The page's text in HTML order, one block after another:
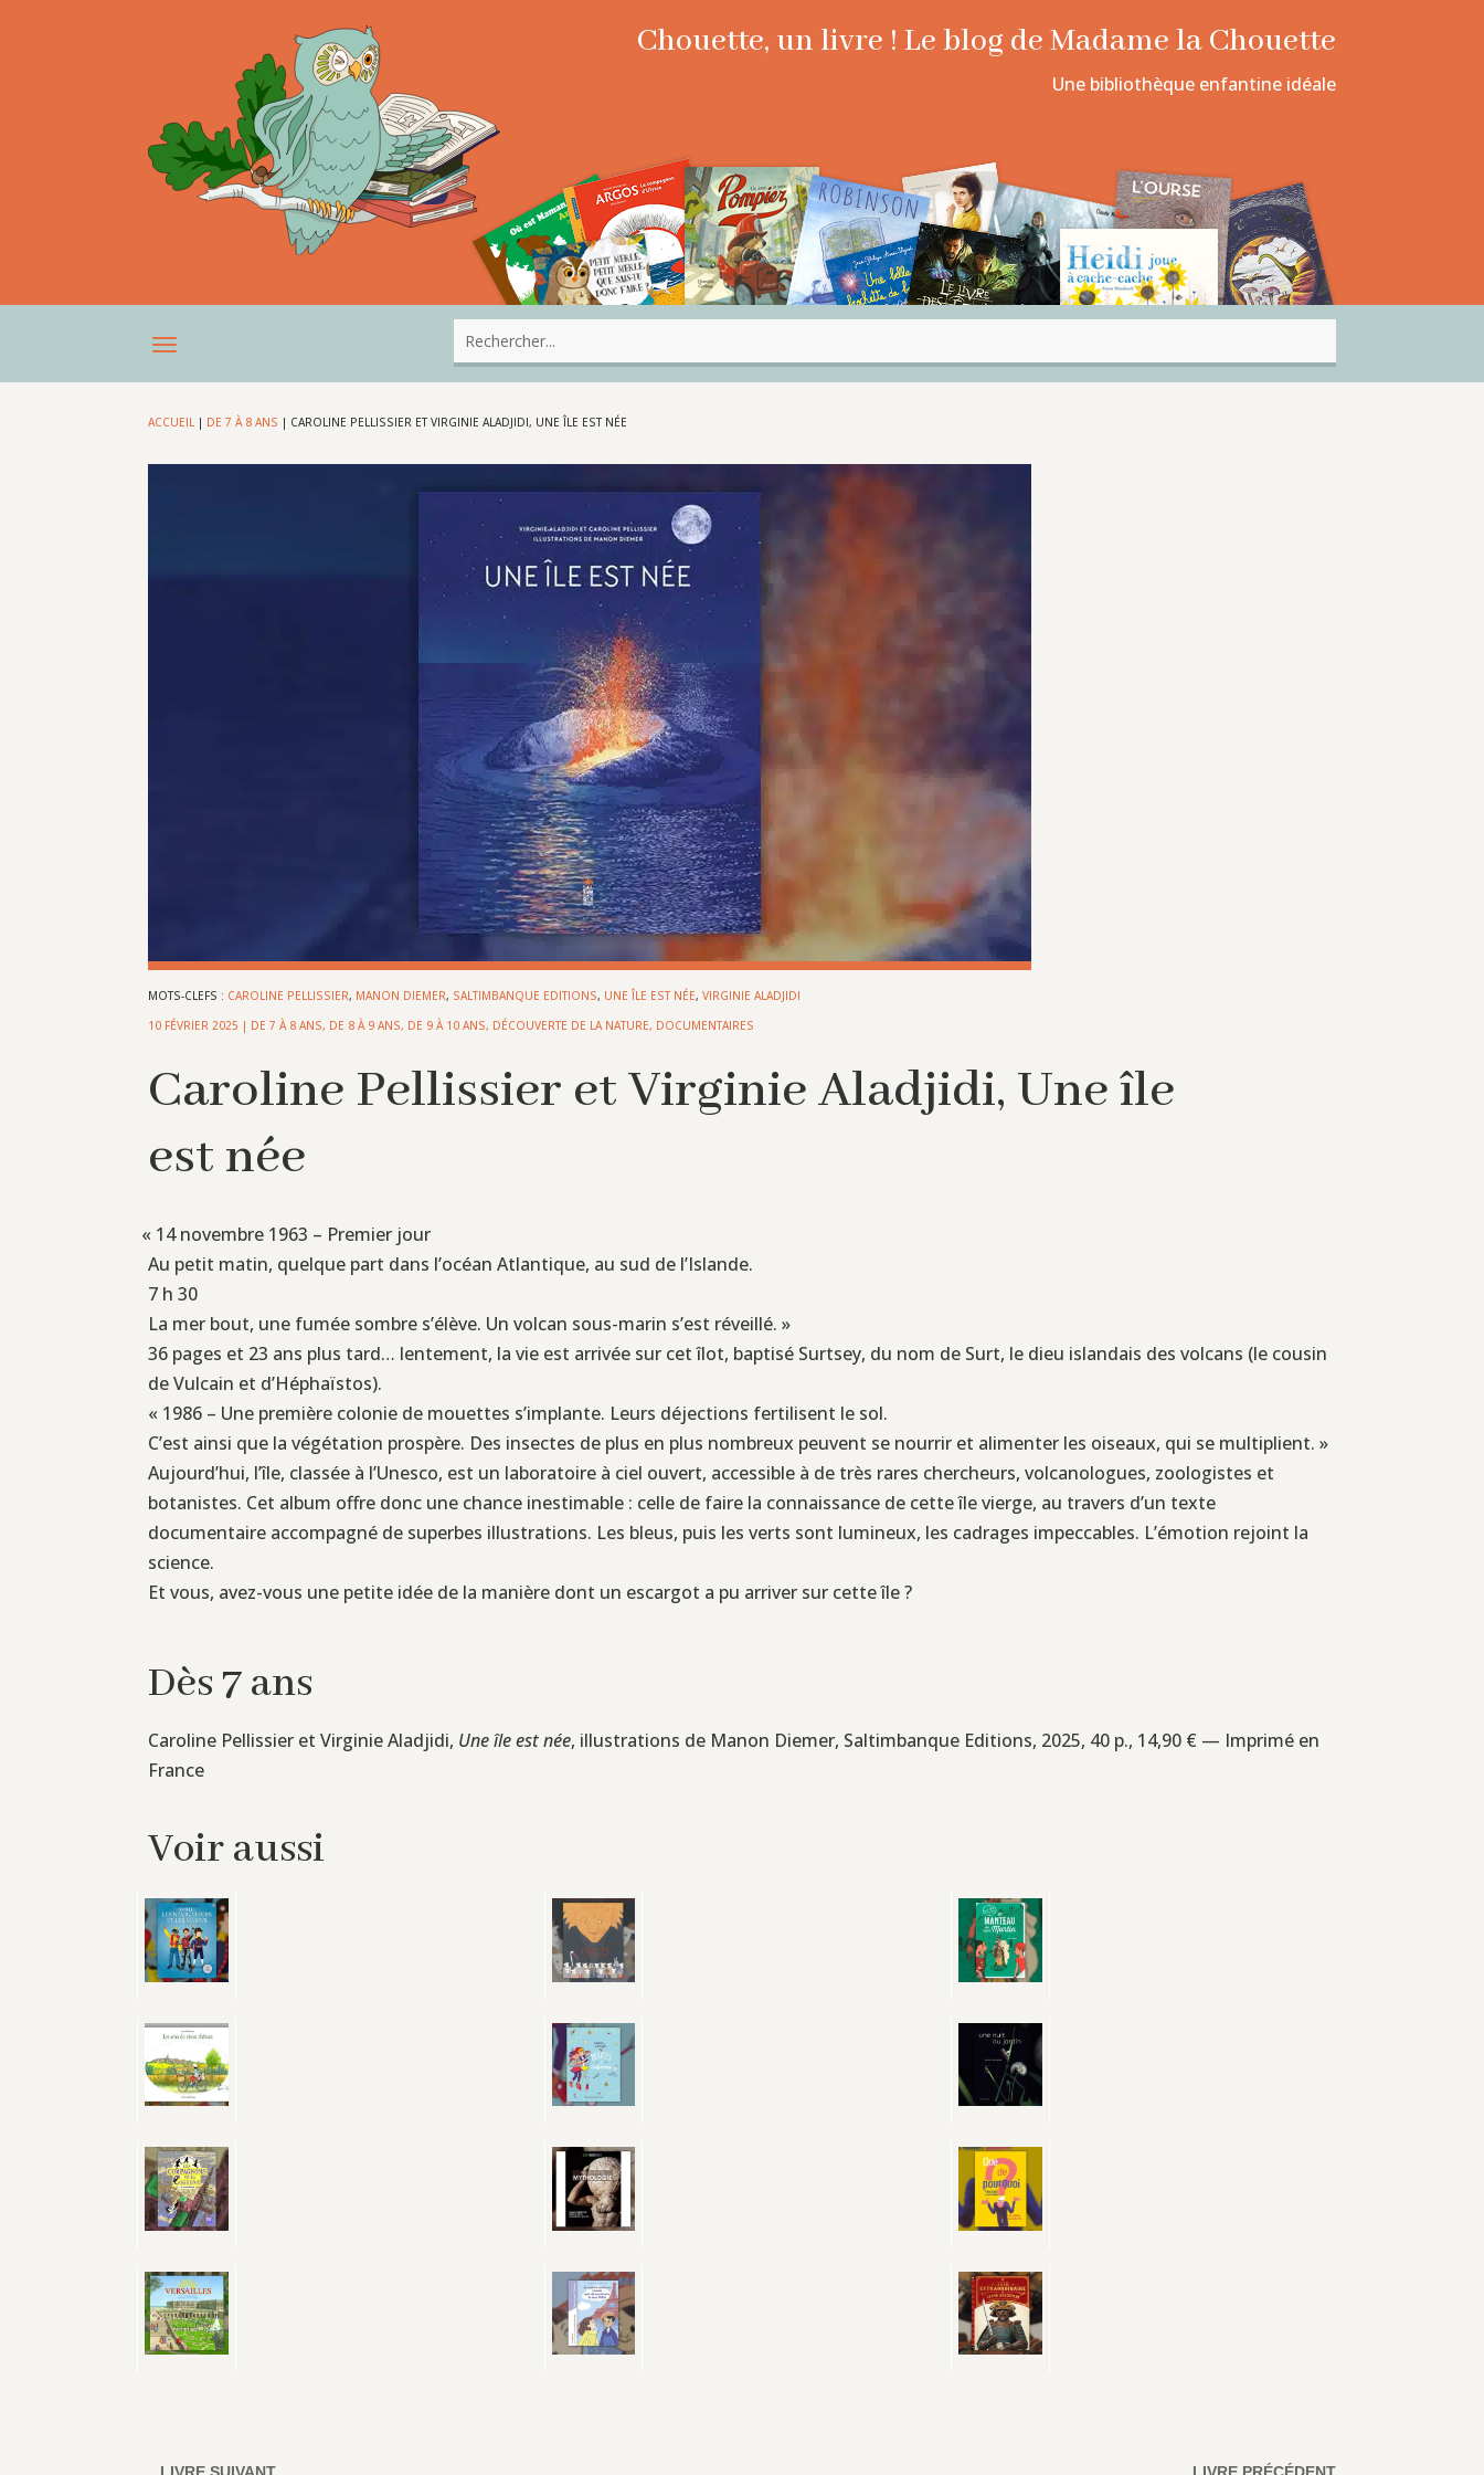
Chouette, un livre ! Le blog de Madame la Chouette
Une bibliothèque enfantine idéale
ACCUEIL | DE 7 À 8 ANS | CAROLINE PELLISSIER ET VIRGINIE ALADJIDI, UNE ÎLE EST NÉE
MOTS-CLEFS : CAROLINE PELLISSIER, MANON DIEMER, SALTIMBANQUE EDITIONS, UNE ÎLE EST NÉE,VIRGINIE ALADJIDI
10 FÉVRIER 2025 | DE 7 À 8 ANS, DE 8 À 9 ANS, DE 9 À 10 ANS, DÉCOUVERTE DE LA NATURE, DOCUMENTAIRES
Caroline Pellissier et Virginie Aladjidi, Une île
est née
« 14 novembre 1963 – Premier jour
Au petit matin, quelque part dans l’océan Atlantique, au sud de l’Islande.
7 h 30
La mer bout, une fumée sombre s’élève. Un volcan sous-marin s’est réveillé. »
36 pages et 23 ans plus tard… lentement, la vie est arrivée sur cet îlot, baptisé Surtsey, du nom de Surt, le dieu islandais des volcans (le cousin
de Vulcain et d’Héphaïstos).
« 1986 – Une première colonie de mouettes s’implante. Leurs déjections fertilisent le sol.
C’est ainsi que la végétation prospère. Des insectes de plus en plus nombreux peuvent se nourrir et alimenter les oiseaux, qui se multiplient. »
Aujourd’hui, l’île, classée à l’Unesco, est un laboratoire à ciel ouvert, accessible à de très rares chercheurs, volcanologues, zoologistes et
botanistes. Cet album offre donc une chance inestimable : celle de faire la connaissance de cette île vierge, au travers d’un texte
documentaire accompagné de superbes illustrations. Les bleus, puis les verts sont lumineux, les cadrages impeccables. L’émotion rejoint la
science.
Et vous, avez-vous une petite idée de la manière dont un escargot a pu arriver sur cette île ?
Dès 7 ans
Caroline Pellissier et Virginie Aladjidi, Une île est née, illustrations de Manon Diemer, Saltimbanque Editions, 2025, 40 p., 14,90 € — Imprimé en
France
Voir aussi